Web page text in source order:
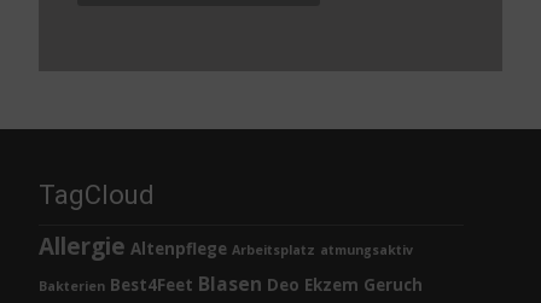
TagCloud
Allergie Altenpflege Arbeitsplatz atmungsaktiv
Bakterien Best4Feet Blasen Deo Ekzem Geruch